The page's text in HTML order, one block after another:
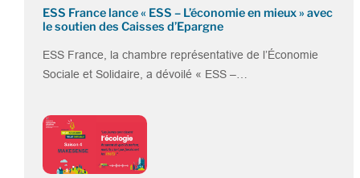
ESS France lance « ESS – L’économie en mieux » avec
le soutien des Caisses d’Epargne
ESS France, la chambre représentative de l’Économie
Sociale et Solidaire, a dévoilé « ESS –…